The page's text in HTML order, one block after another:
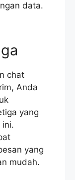
data.
chat
Anda
yang
ini.
yang
mudah.